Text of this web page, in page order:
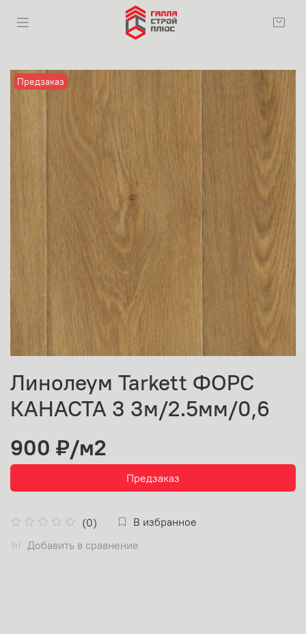
Предзаказ
Линолеум Tarkett ФОРС
КАНАСТА 3 3м/2.5мм/0,6
(0)
В избранное
Добавить в сравнение
900 ₽/м2
Предзаказ